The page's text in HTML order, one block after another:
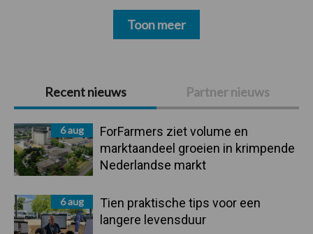
Primaire
Sidebar
Recent nieuws Partner nieuws
6 aug
ForFarmers ziet volume en
marktaandeel groeien in krimpende
Nederlandse markt
6 aug
Tien praktische tips voor een
langere levensduur
Toon meer